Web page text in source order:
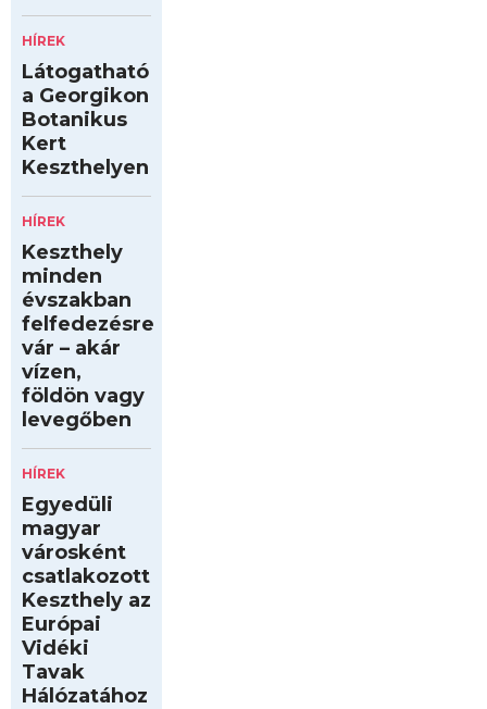
HÍREK
Látogatható
a Georgikon
Botanikus
Kert
Keszthelyen
HÍREK
Keszthely
minden
évszakban
felfedezésre
vár – akár
vízen,
földön vagy
levegőben
HÍREK
Egyedüli
magyar
városként
csatlakozott
Keszthely az
Európai
Vidéki
Tavak
Hálózatához